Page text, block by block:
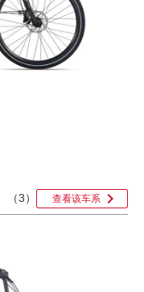
（3） 查看该车系 